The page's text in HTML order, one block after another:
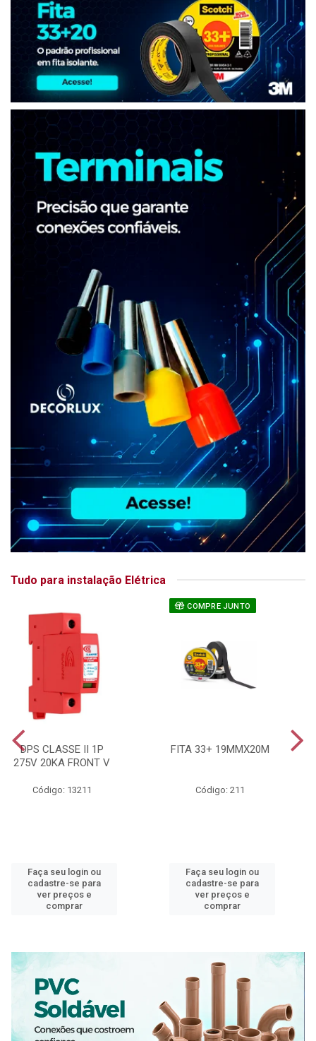
Tudo para instalação Elétrica
DPS CLASSE II 1P
275V 20KA FRONT V
Código: 13211
Faça seu login ou
cadastre-se para
ver preços e
comprar
COMPRE JUNTO
FITA 33+ 19MMX20M
Código: 211
Faça seu login ou
cadastre-se para
ver preços e
comprar